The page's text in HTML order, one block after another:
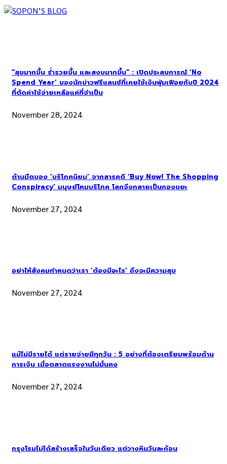
“สุขมากขึ้น ร่ำรวยขึ้น และสงบมากขึ้น” : เปิดประสบการณ์ ‘No
Spend Year’ ของนักข่าวฟรีแลนซ์ที่เคยใช้เงินฟุ่มเฟือยกับปี 2024
ที่ตัดค่าใช้จ่ายเหลือแค่ที่จำเป็น
November 28, 2024
ด้านมืดของ ‘บริโภคนิยม’ จากสารคดี ‘Buy Now! The Shopping
Conspiracy’ มนุษย์โหมบริโภค โลกจึงกลายเป็นกองขยะ
November 27, 2024
อย่าให้สังคมกำหนดว่าเรา ‘ต้องมีอะไร’ ถึงจะมีความสุข
November 27, 2024
แม้ไม่มีรายได้ แต่รายจ่ายมีทุกวัน : 5 อย่างที่ต้องเตรียมพร้อมด้าน
การเงิน เมื่อตลาดแรงงานไม่มั่นคง
November 27, 2024
กรุงโรมไม่ได้สร้างเสร็จในวันเดียว แต่วางหินวันละก้อน